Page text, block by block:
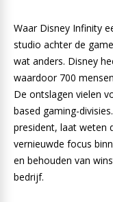
Waar Disney Infinity
studio achter de
wat anders. Disney
waardoor 700
De ontslagen vielen
based gaming-
president, laat weten
vernieuwde focus
en behouden van
bedrijf.